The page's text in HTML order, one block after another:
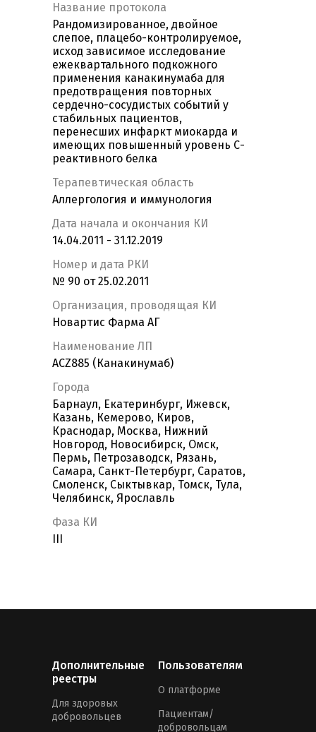
Название протокола
Рандомизированное, двойное
слепое, плацебо-контролируемое,
исход зависимое исследование
ежеквартального подкожного
применения канакинумаба для
предотвращения повторных
сердечно-сосудистых событий у
стабильных пациентов,
перенесших инфаркт миокарда и
имеющих повышенный уровень С-
реактивного белка
Терапевтическая область
Аллергология и иммунология
Дата начала и окончания КИ
14.04.2011 - 31.12.2019
Номер и дата РКИ
№ 90 от 25.02.2011
Организация, проводящая КИ
Новартис Фарма АГ
Наименование ЛП
ACZ885 (Канакинумаб)
Города
Барнаул, Екатеринбург, Ижевск,
Казань, Кемерово, Киров,
Краснодар, Москва, Нижний
Новгород, Новосибирск, Омск,
Пермь, Петрозаводск, Рязань,
Самара, Санкт-Петербург, Саратов,
Смоленск, Сыктывкар, Томск, Тула,
Челябинск, Ярославль
Фаза КИ
Дополнительные
реестры
Для здоровых
добровольцев
Пользователям
О платформе
Пациентам/
добровольцам